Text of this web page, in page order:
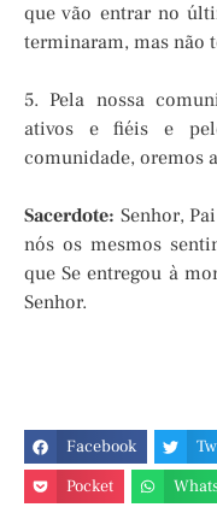
que vão entrar no
terminaram, mas não
5. Pela nossa
ativos e fiéis e
comunidade, oremos
Sacerdote: Senhor,
nós os mesmos
que Se entregou à
Senhor.
Facebook
Pocket